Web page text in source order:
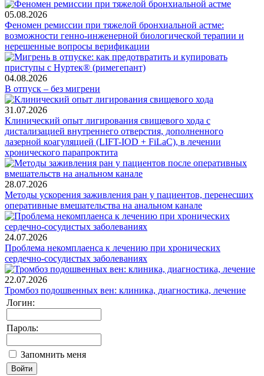
05.08.2026
Феномен ремиссии при тяжелой бронхиальной астме:
возможности генно-инженерной биологической терапии и
нерешенные вопросы верификации
04.08.2026
В отпуск – без мигрени
31.07.2026
Клинический опыт лигирования свищевого хода с
дистализацией внутреннего отверстия, дополненного
лазерной коагуляцией (LIFT-IOD + FiLaC), в лечении
хронического парапроктита
28.07.2026
Методы ускорения заживления ран у пациентов, перенесших
оперативные вмешательства на анальном канале
24.07.2026
Проблема некомплаенса к лечению при хронических
сердечно-сосудистых заболеваниях
22.07.2026
Тромбоз подошвенных вен: клиника, диагностика, лечение
Логин:
Пароль:
Запомнить меня